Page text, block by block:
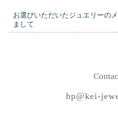
お選びいただいたジュエリーの
まして
hp@kei-